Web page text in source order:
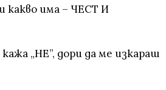
какво има – ЧЕСТ И
„НЕ”, дори да ме изкараш